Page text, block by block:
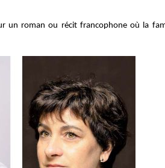
un roman ou récit francophone où la